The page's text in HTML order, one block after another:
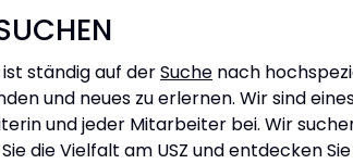
ist ständig auf derSuche nach
und neues zu erlernen. Wir sind
und jeder Mitarbeiter bei. Wir
die Vielfalt am USZ und entdecken